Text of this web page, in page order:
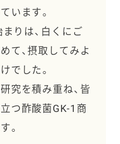
います。
りは、白くにご
て、摂取してみよ
でした。
究を積み重ね、皆
つ酢酸菌GK-1商
。